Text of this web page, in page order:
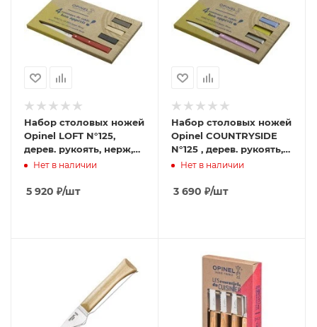
Набор столовых ножей
Opinel LOFT N°125,
дерев. рукоять, нерж,
сталь, кор. 001534
Нет в наличии
5 920 ₽/шт
Набор столовых ножей
Opinel COUNTRYSIDE
N°125 , дерев. рукоять,
нерж, сталь, кор.
Нет в наличии
3 690 ₽/шт